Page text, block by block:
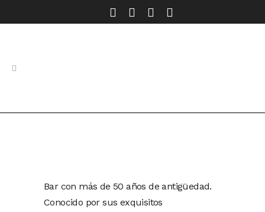
Bar con más de 50 años de antigüedad.
Conocido por sus exquisitos